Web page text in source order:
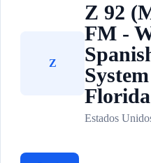
Z
Z 92
FM -
Florida
Estados